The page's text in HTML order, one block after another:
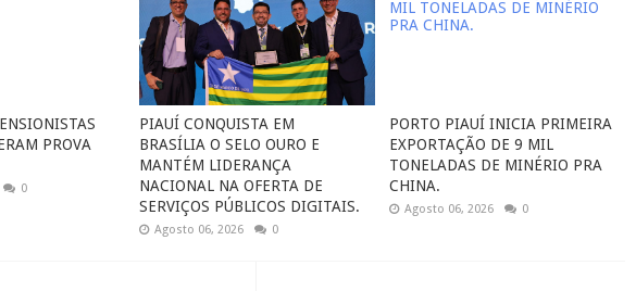
PROVA
0
PIAUÍ CONQUISTA EM
BRASÍLIA O SELO OURO E
MANTÉM LIDERANÇA
NACIONAL NA OFERTA DE
SERVIÇOS PÚBLICOS DIGITAIS.
Agosto 06, 2026 0
PORTO PIAUÍ INICIA PRIMEIRA
EXPORTAÇÃO DE 9 MIL
TONELADAS DE MINÉRIO PRA
CHINA.
Agosto 06, 2026 0